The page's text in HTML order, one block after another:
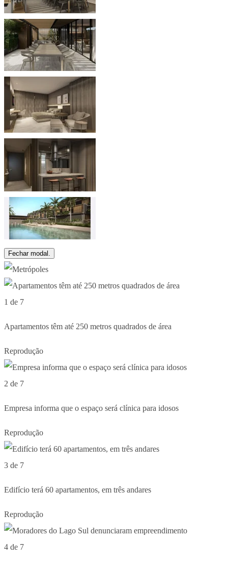
Fechar modal.
1 de 7
Apartamentos têm até 250 metros quadrados de área
Reprodução
2 de 7
Empresa informa que o espaço será clínica para idosos
Reprodução
3 de 7
Edifício terá 60 apartamentos, em três andares
Reprodução
4 de 7